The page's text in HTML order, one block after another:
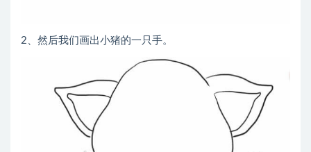
2、然后我们画出小猪的一只手。